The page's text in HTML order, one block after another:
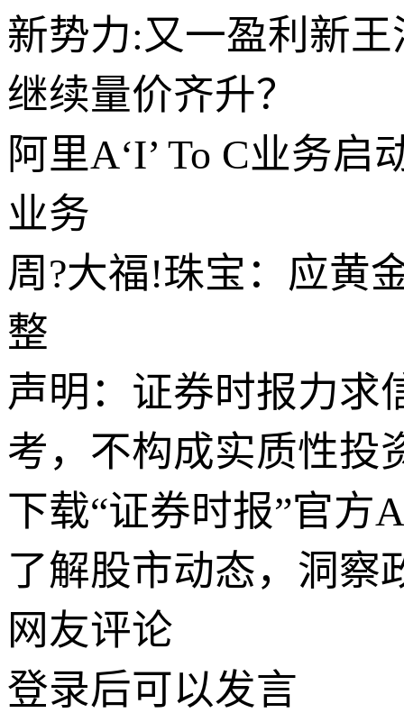
新势力:又一盈利新
继续量价齐升？
阿里A‘I’ To C业务
业务
周?大福!珠宝：应黄
整
声明：证券时报力求
考，不构成实质性投
下载“证券时报”官方
了解股市动态，洞察
网友评论
登录后可以发言